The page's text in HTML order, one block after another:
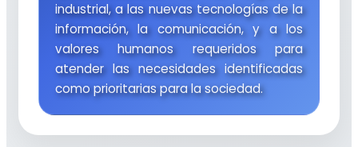
industrial, a las nuevas tecnologías de la
información, la comunicación, y a los
valores humanos requeridos para
atender las necesidades identificadas
como prioritarias para la sociedad.